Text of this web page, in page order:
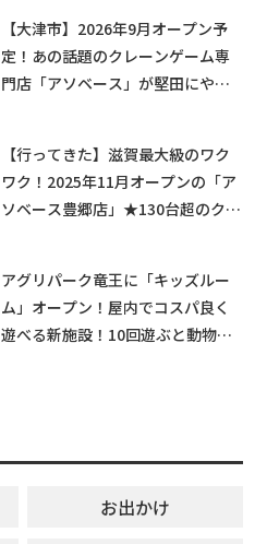
【大津市】2026年9月オープン予
定！あの話題のクレーンゲーム専
門店「アソベース」が堅田にやっ
【行ってきた】滋賀最大級のワク
ワク！2025年11月オープンの「ア
ソベース豊郷店」★130台超のクレ
アグリパーク竜王に「キッズルー
ム」オープン！屋内でコスパ良く
遊べる新施設！10回遊ぶと動物触
お出かけ